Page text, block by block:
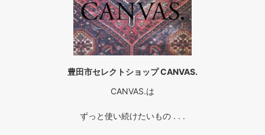
豊田市セレクトショップ CANVAS.
CANVAS.は
ずっと使い続けたいもの . . .